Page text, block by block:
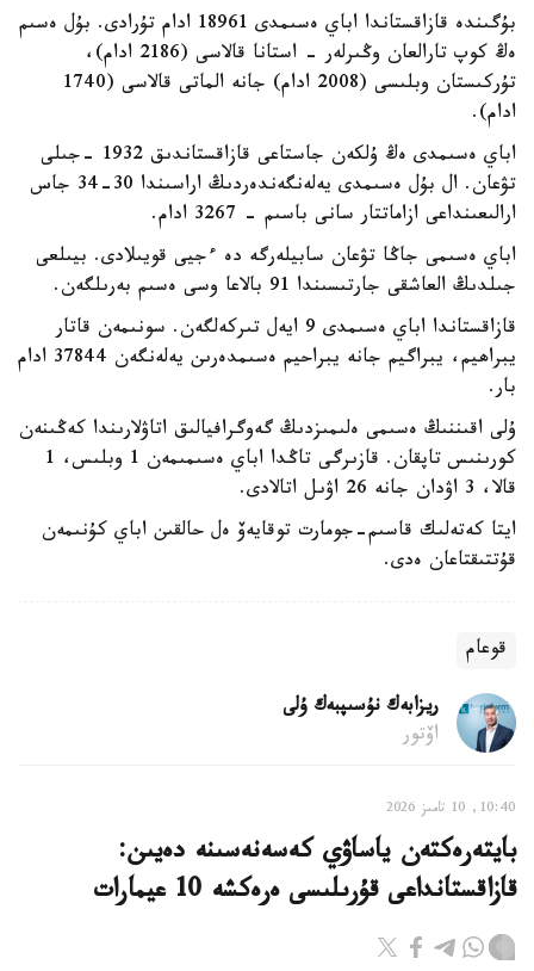
بۇگىندە قازاقستاندا اباي ەسىمدى 18961 ادام تۇرادى. بۇل ەسىم
ەڭ كوپ تارالعان وڭىرلەر - استانا قالاسى (2186 ادام)،
تۇركىستان وبلىسى (2008 ادام) جانە الماتى قالاسى (1740
ادام).
اباي ەسىمدى ەڭ ۇلكەن جاستاعى قازاقستاندىق 1932 -جىلى
تۋعان. ال بۇل ەسىمدى يەلەنگەندەردىڭ اراسىندا 30-34 جاس
ارالىعىنداعى ازاماتتار سانى باسىم - 3267 ادام.
اباي ەسىمى جاڭا تۋعان سابيلەرگە دە ءجيى قويىلادى. بيىلعى
جىلدىڭ العاشقى جارتىسىندا 91 بالاعا وسى ەسىم بەرىلگەن.
قازاقستاندا اباي ەسىمدى 9 ايەل تىركەلگەن. سونىمەن قاتار
يبراھيم، يبراگيم جانە يبراحيم ەسىمدەرىن يەلەنگەن 37844 ادام
بار.
ۇلى اقىننىڭ ەسىمى ەلىمىزدىڭ گەوگرافيالىق اتاۋلارىندا كەڭىنەن
كورىنىس تاپقان. قازىرگى تاڭدا اباي ەسىمىمەن 1 وبلىس، 1
قالا، 3 اۋدان جانە 26 اۋىل اتالادى.
ايتا كەتەلىك قاسىم-جومارت توقايەۆ ەل حالقىن اباي كۇنىمەن
قۇتتىقتاعان ەدى.
قوعام
ريزابەك نۇسىپبەك ۇلى
اۆتور
10:40, 10 تامىز 2026
بايتەرەكتەن ياساۋي كەسەنەسىنە دەيىن:
قازاقستانداعى قۇرىلىسى ەرەكشە 10 عيمارات